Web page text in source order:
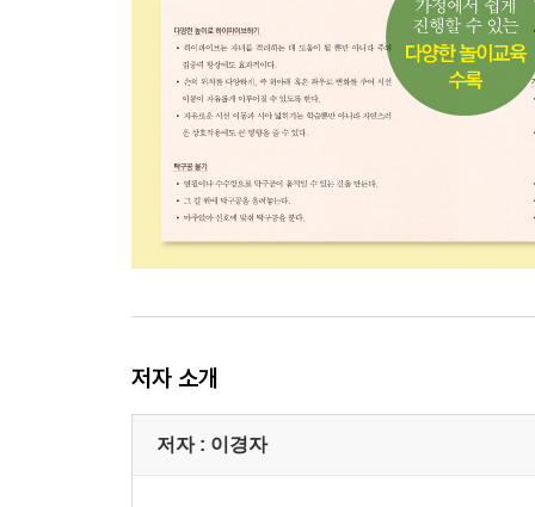
저자 소개
저자 : 이경자